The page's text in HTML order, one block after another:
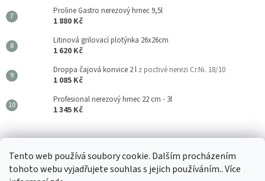
Tento web používá soubory cookie. Dalším procházením
tohoto webu vyjadřujete souhlas s jejich používáním.. Více
Proline Gastro nerezový hrnec 9,5l
1 880 Kč
Litinová grilovací plotýnka 26x26cm
1 620 Kč
Droppa čajová konvice 2 l z poctivé nerezi Cr.Ni. 18/10
1 085 Kč
Profesional nerezový hrnec 22 cm - 3l
1 345 Kč